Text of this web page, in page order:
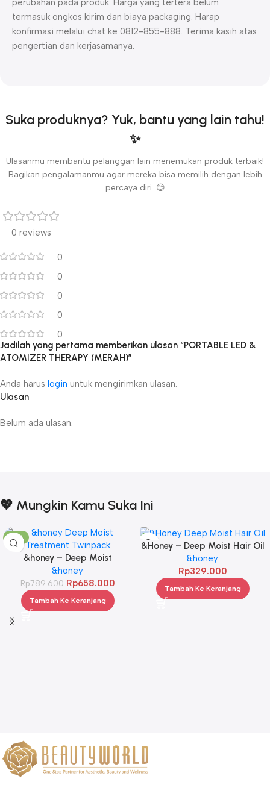
perubahan pada produk. Harga yang tertera belum
termasuk ongkos kirim dan biaya packaging. Harap
konfirmasi melalui chat ke 0812-855-888. Terima kasih atas
pengertian dan kerjasamanya.
Suka produknya? Yuk, bantu yang lain tahu!
✨
Ulasanmu membantu pelanggan lain menemukan produk terbaik!
Bagikan pengalamanmu agar mereka bisa memilih dengan lebih
percaya diri. 😊
0 reviews
0
0
0
0
0
Ulasan
Belum ada ulasan.
Jadilah yang pertama memberikan ulasan “PORTABLE LED &
ATOMIZER THERAPY (MERAH)”
Anda harus login untuk mengirimkan ulasan.
💖 Mungkin Kamu Suka Ini
-17%
&honey – Deep Moist
Treatment 445 g Twinpack
&honey
Rp789.600 Rp658.000
Tambah Ke Keranjang
&Honey – Deep Moist Hair Oil
3.0 100ml
&honey
Rp329.000
Tambah Ke Keranjang